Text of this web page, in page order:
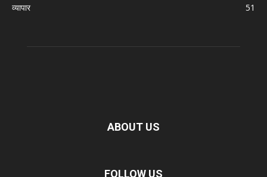
व्यापार
51
ABOUT US
FOLLOW US